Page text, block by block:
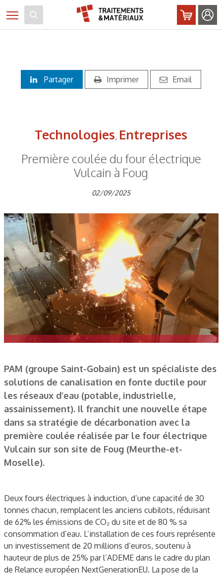
Toggle navigation
Partager Imprimer Email
Technologies, Entreprises
Première coulée du four électrique
Vulcain à Foug
02/09/2025
PAM (groupe Saint-Gobain) est un spécialiste des
solutions de canalisation en fonte ductile pour
les réseaux d’eau (potable, industrielle,
assainissement). Il franchit une nouvelle étape
dans sa stratégie de décarbonation avec la
première coulée réalisée par le four électrique
Vulcain sur son site de Foug (Meurthe-et-
Moselle).
Deux fours électriques à induction, d’une capacité de 30
tonnes chacun, remplacent les anciens cubilots, réduisant
de 62% les émissions de CO₂ du site et de 80 % sa
consommation d’eau. L’installation de ces fours représente
un investissement de 20 millions d’euros, soutenu à
hauteur de plus de 25% par l’ADEME dans le cadre du plan
de Relance européen NextGenerationEU. La pose de la
Panneau de gestion des cookies